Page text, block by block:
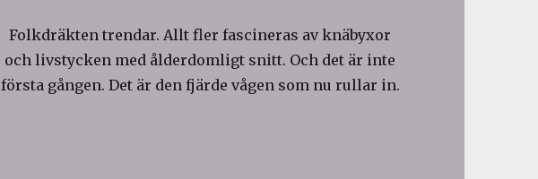
Folkdräkten trendar. Allt fler fascineras av knäbyxor
och livstycken med ålderdomligt snitt. Och det är inte
första gången. Det är den fjärde vågen som nu rullar in.